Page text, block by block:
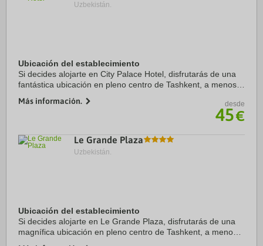
Uzbekistán.
Ubicación del establecimiento
Si decides alojarte en City Palace Hotel, disfrutarás de una
fantástica ubicación en pleno centro de Tashkent, a menos
Amir Timur. Además, este hotel ...
Más información. desde
45€
Le Grande Plaza
Uzbekistán.
Ubicación del establecimiento
Si decides alojarte en Le Grande Plaza, disfrutarás de una
magnífica ubicación en pleno centro de Tashkent, a menos